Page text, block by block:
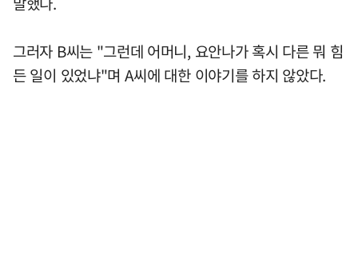
그러자 B씨는 "그런데 어머니, 요안나가 혹시 다른 뭐 힘
든 일이 있었냐"며 A씨에 대한 이야기를 하지 않았다.